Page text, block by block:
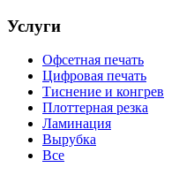
Услуги
Офсетная печать
Цифровая печать
Тиснение и конгрев
Плоттерная резка
Ламинация
Вырубка
Все